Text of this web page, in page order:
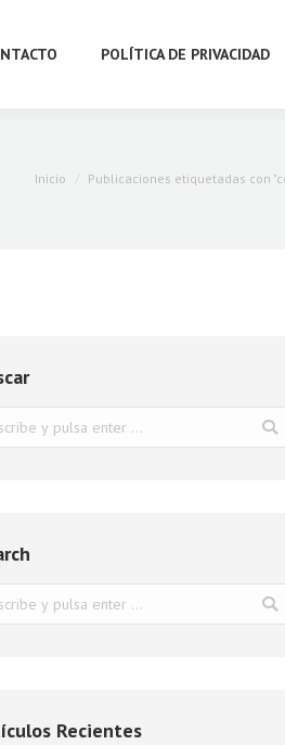
POLÍTICA DE PRIVACIDAD
Estás aquí:
Inicio Publicaciones etiquetadas con
Recientes